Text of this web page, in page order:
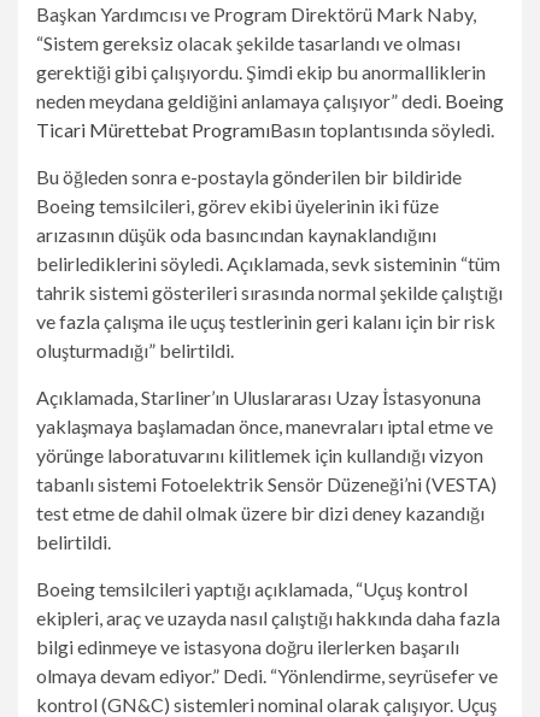
Başkan Yardımcısı ve Program Direktörü Mark Naby,
“Sistem gereksiz olacak şekilde tasarlandı ve olması
gerektiği gibi çalışıyordu. Şimdi ekip bu anormalliklerin
neden meydana geldiğini anlamaya çalışıyor” dedi. Boeing
Ticari Mürettebat ProgramıBasın toplantısında söyledi.
Bu öğleden sonra e-postayla gönderilen bir bildiride
Boeing temsilcileri, görev ekibi üyelerinin iki füze
arızasının düşük oda basıncından kaynaklandığını
belirlediklerini söyledi. Açıklamada, sevk sisteminin “tüm
tahrik sistemi gösterileri sırasında normal şekilde çalıştığı
ve fazla çalışma ile uçuş testlerinin geri kalanı için bir risk
oluşturmadığı” belirtildi.
Açıklamada, Starliner’ın Uluslararası Uzay İstasyonuna
yaklaşmaya başlamadan önce, manevraları iptal etme ve
yörünge laboratuvarını kilitlemek için kullandığı vizyon
tabanlı sistemi Fotoelektrik Sensör Düzeneği’ni (VESTA)
test etme de dahil olmak üzere bir dizi deney kazandığı
belirtildi.
Boeing temsilcileri yaptığı açıklamada, “Uçuş kontrol
ekipleri, araç ve uzayda nasıl çalıştığı hakkında daha fazla
bilgi edinmeye ve istasyona doğru ilerlerken başarılı
olmaya devam ediyor.” Dedi. “Yönlendirme, seyrüsefer ve
kontrol (GN&C) sistemleri nominal olarak çalışıyor. Uçuş